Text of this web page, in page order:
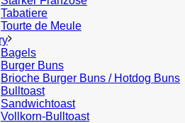
Tabatiere
Tourte de Meule
Bagels
Burger Buns
Brioche Burger Buns / Hotdog Buns
Bulltoast
Sandwichtoast
Vollkorn-Bulltoast